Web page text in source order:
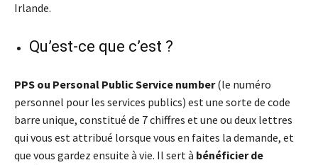
Irlande.
Qu’est-ce que c’est ?
PPS ou Personal Public Service number(le numéro
personnel pour les services publics) est une sorte de code
barre unique, constitué de 7 chiffres et une ou deux lettres
qui vous est attribué lorsque vous en faites la demande, et
que vous gardez ensuite à vie. Il sert à bénéficier de